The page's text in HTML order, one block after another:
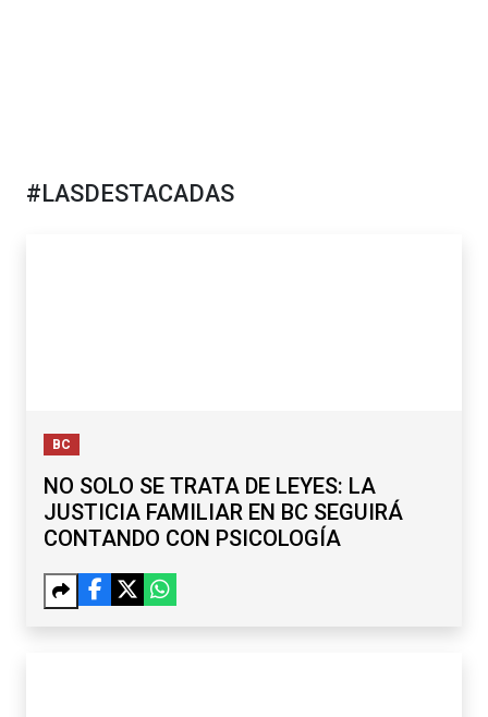
#LASDESTACADAS
BC
NO SOLO SE TRATA DE LEYES: LA
JUSTICIA FAMILIAR EN BC SEGUIRÁ
CONTANDO CON PSICOLOGÍA